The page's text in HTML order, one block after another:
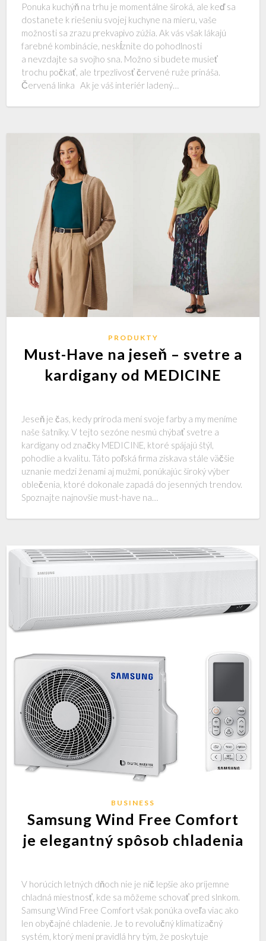
Ponuka kuchýň na trhu je momentálne široká, ale keď sa
dostanete k riešeniu svojej kuchyne na mieru, vaše
možnosti sa zrazu prekvapivo zúžia. Ak vás však lákajú
farebné kombinácie, neskĺznite do pohodlnosti
a nevzdajte sa svojho sna. Možno si budete musieť
trochu počkať, ale trpezlivosť červené ruže prináša.
Červená linka Ak je váš interiér ladený…
PRODUKTY
Must-Have na jeseň – svetre a
kardigany od MEDICINE
Jeseň je čas, kedy príroda mení svoje farby a my meníme
naše šatníky. V tejto sezóne nesmú chýbať svetre a
kardigany od značky MEDICINE, ktoré spájajú štýl,
pohodlie a kvalitu. Táto poľská firma získava stále väčšie
uznanie medzi ženami aj mužmi, ponúkajúc široký výber
oblečenia, ktoré dokonale zapadá do jesenných trendov.
Spoznajte najnovšie must-have na…
BUSINESS
Samsung Wind Free Comfort
je elegantný spôsob chladenia
V horúcich letných dňoch nie je nič lepšie ako príjemne
chladná miestnosť, kde sa môžeme schovať pred slnkom.
Samsung Wind Free Comfort však ponúka oveľa viac ako
len obyčajné chladenie. Je to revolučný klimatizačný
systém, ktorý mení pravidlá hry tým, že poskytuje